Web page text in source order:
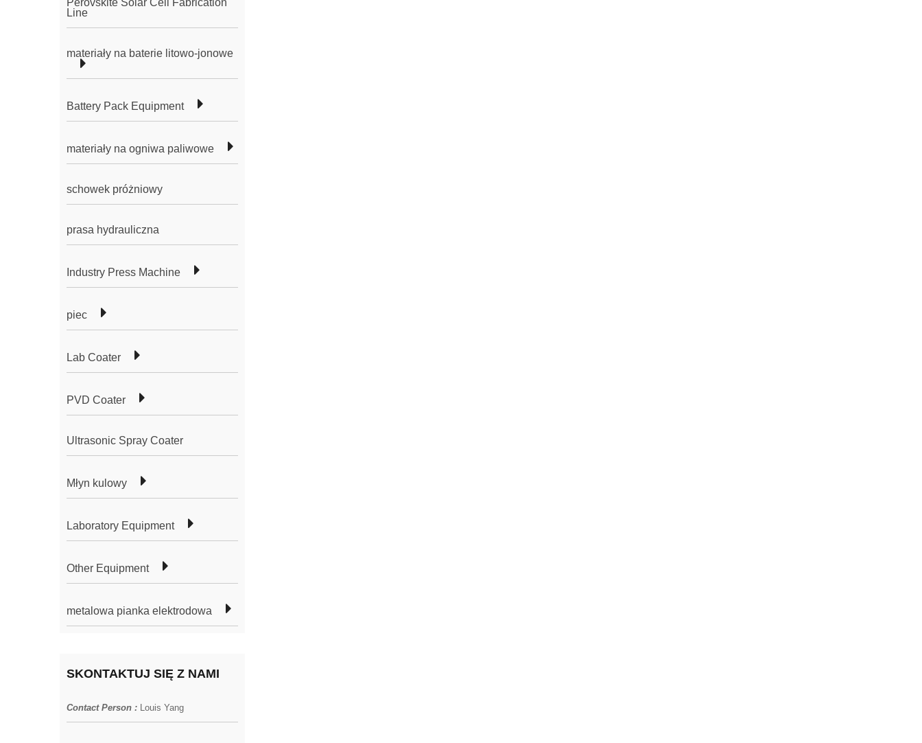
Line
materiały na baterie litowo-jonowe
Battery Pack Equipment
materiały na ogniwa paliwowe
schowek próżniowy
prasa hydrauliczna
Industry Press Machine
piec
Lab Coater
PVD Coater
Ultrasonic Spray Coater
Młyn kulowy
Laboratory Equipment
Other Equipment
metalowa pianka elektrodowa
SKONTAKTUJ SIĘ Z NAMI
Contact Person : Louis Yang